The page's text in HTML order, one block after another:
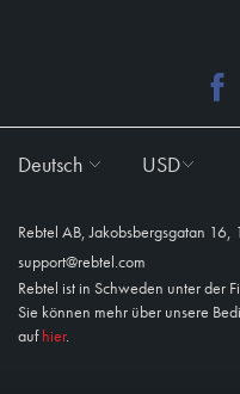
Deutsch USD
Rebtel AB, Jakobsbergsgatan 16,
support@rebtel.com
Rebtel ist in Schweden unter der
Sie können mehr über unsere
auf hier.